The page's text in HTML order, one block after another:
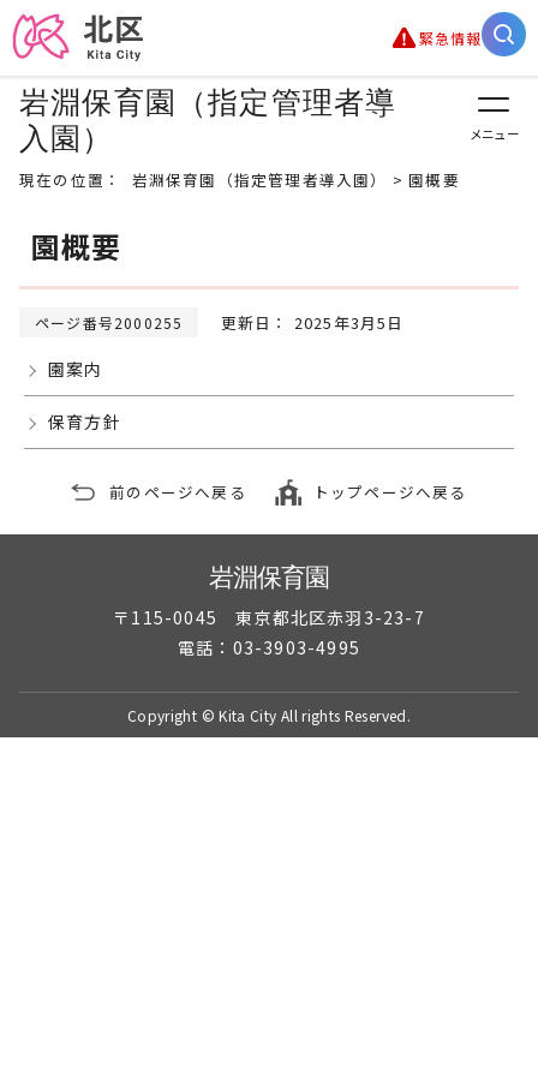
緊急情報
岩淵保育園（指定管理者導
入園）
メニュー
現在の位置： 岩淵保育園（指定管理者導入園） > 園概要
園概要
ページ番号2000255 更新日： 2025年3月5日
園案内
保育方針
前のページへ戻る トップページへ戻る
岩淵保育園
〒115-0045 東京都北区赤羽3-23-7
電話：03-3903-4995
Copyright © Kita City All rights Reserved.